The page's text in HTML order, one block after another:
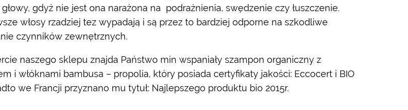
gdyż nie jest ona narażona na podrażnienia, swędzenie czy łuszczenie.
włosy rzadziej tez wypadają i są przez to bardziej odporne na szkodliwe
czynników zewnętrznych.
naszego sklepu znajda Państwo min wspaniały szampon organiczny z
i włóknami bambusa – propolia, który posiada certyfikaty jakości: Eccocert i BIO
we Francji przyznano mu tytuł: Najlepszego produktu bio 2015r.